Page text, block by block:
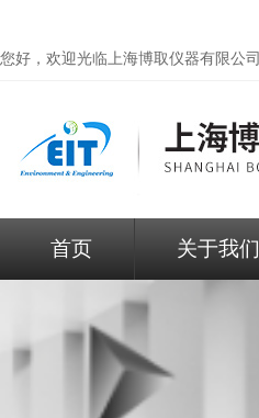
您好，欢迎光临上海博取仪器有限公司
首页 关于我们